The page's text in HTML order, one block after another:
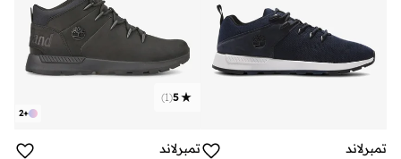
تمبرلاند
+
2
5
(
1
)
تمبرلاند